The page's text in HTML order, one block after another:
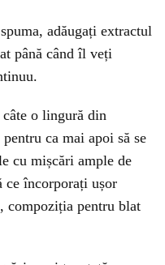
adăugați extractul
până când îl veți
câte o lingură din
ca mai apoi să se
cu mișcări ample de
ce încorporați ușor
compoziția pentru blat